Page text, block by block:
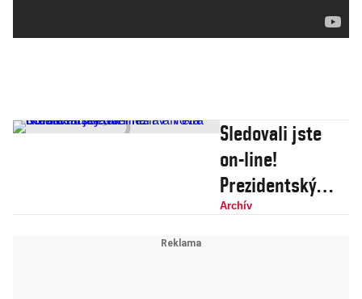
Sledovali jste
on-line!
Prezidentský
duel na TV Nova
Archív